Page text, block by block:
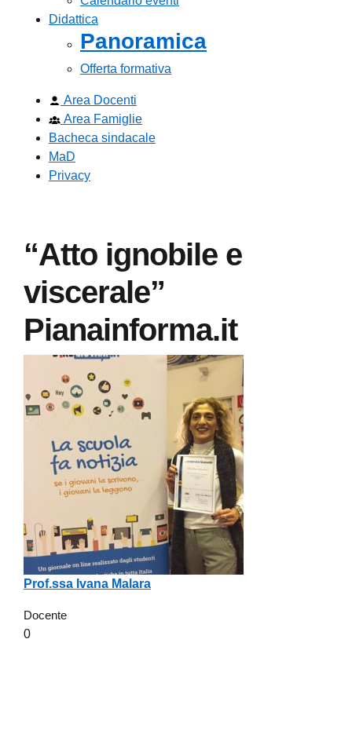
Didattica
Panoramica
Offerta formativa
Area Docenti
Area Famiglie
Bacheca sindacale
MaD
Privacy
“Atto ignobile e
viscerale”
Pianainforma.it
Prof.ssa Ivana Malara
Docente
0